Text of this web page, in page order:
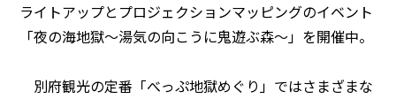
ライトアップとプロジェクションマッピングのイベント
「夜の海地獄～湯気の向こうに鬼遊ぶ森～」を開催中。
別府観光の定番「べっぷ地獄めぐり」ではさまざまな